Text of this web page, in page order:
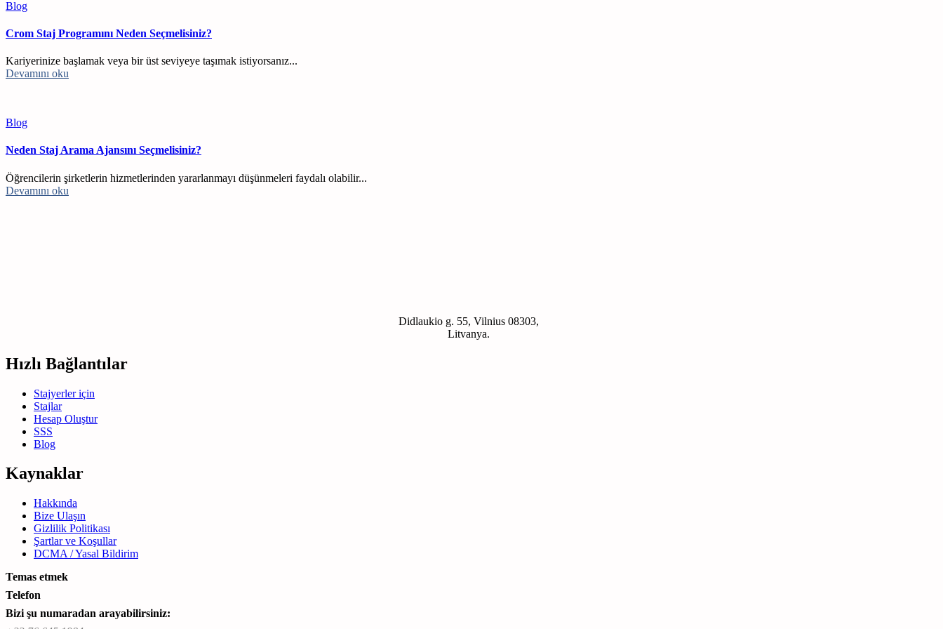
Blog
Crom Staj Programını Neden Seçmelisiniz?
Kariyerinize başlamak veya bir üst seviyeye taşımak istiyorsanız...
Devamını oku
Blog
Neden Staj Arama Ajansını Seçmelisiniz?
Öğrencilerin şirketlerin hizmetlerinden yararlanmayı düşünmeleri faydalı olabilir...
Devamını oku
Didlaukio g. 55, Vilnius 08303,
Litvanya.
Hızlı Bağlantılar
Stajyerler için
Stajlar
Hesap Oluştur
SSS
Blog
Kaynaklar
Hakkında
Bize Ulaşın
Gizlilik Politikası
Şartlar ve Koşullar
DCMA / Yasal Bildirim
Temas etmek
Telefon
Bizi şu numaradan arayabilirsiniz: